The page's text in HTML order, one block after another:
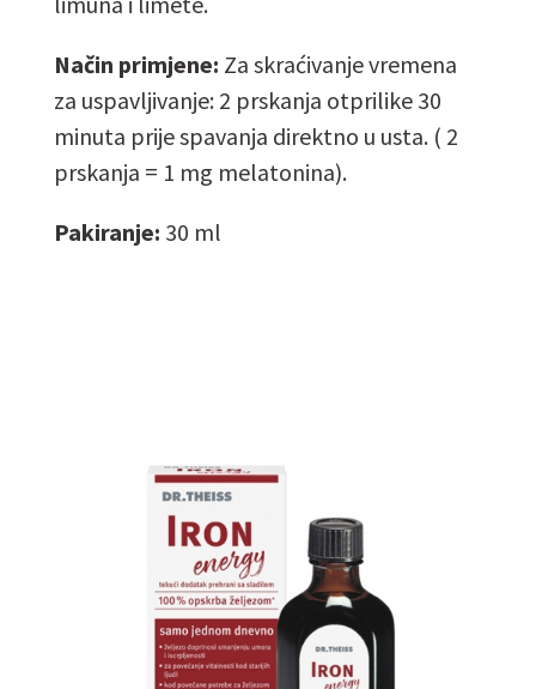
Način primjene: Za skraćivanje vremena
za uspavljivanje: 2 prskanja otprilike 30
minuta prije spavanja direktno u usta. ( 2
prskanja = 1 mg melatonina).
Pakiranje: 30 ml